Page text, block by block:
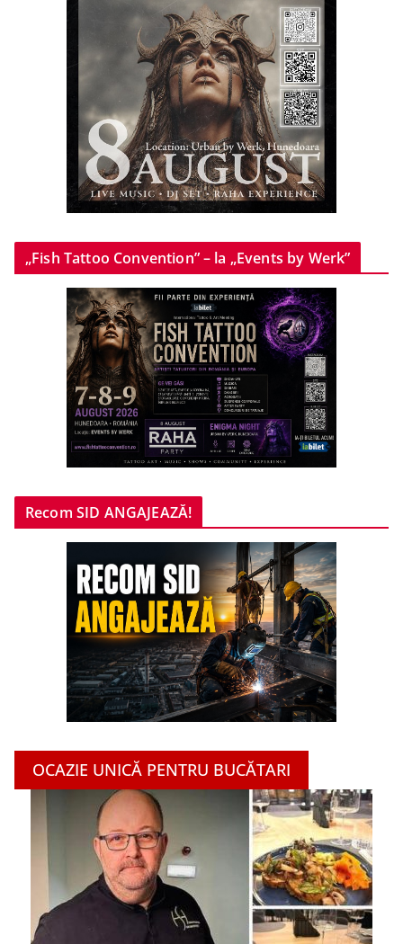
„Fish Tattoo Convention” – la „Events by Werk”
Recom SID ANGAJEAZĂ!
OCAZIE UNICĂ PENTRU BUCĂTARI